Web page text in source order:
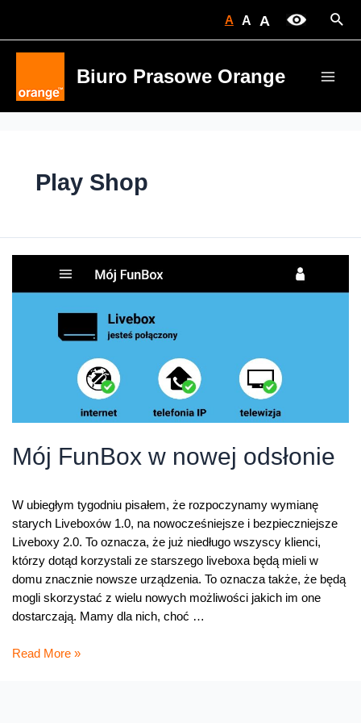
A A A
Biuro Prasowe Orange
Play Shop
Mój FunBox w nowej odsłonie
W ubiegłym tygodniu pisałem, że rozpoczynamy wymianę
starych Liveboxów 1.0, na nowocześniejsze i bezpieczniejsze
Liveboxy 2.0. To oznacza, że już niedługo wszyscy klienci,
którzy dotąd korzystali ze starszego liveboxa będą mieli w
domu znacznie nowsze urządzenia. To oznacza także, że będą
mogli skorzystać z wielu nowych możliwości jakich im one
dostarczają. Mamy dla nich, choć …
Mój
Read More »